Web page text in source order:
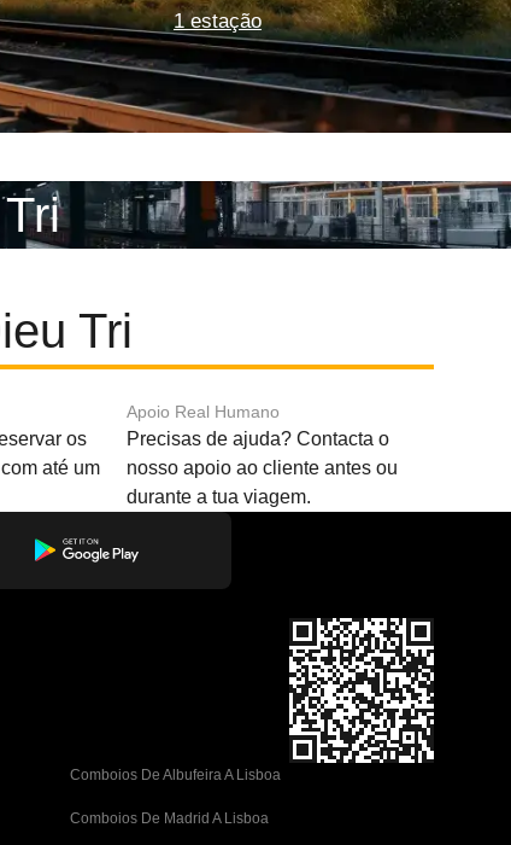
1 estação
Tri
os
até um
Apoio Real Humano
Precisas de ajuda? Contacta o
nosso apoio ao cliente antes ou
durante a tua viagem.
Comboios De Albufeira A Lisboa
Comboios De Madrid A Lisboa